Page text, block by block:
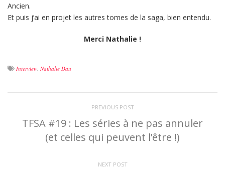
Ancien.
Et puis j’ai en projet les autres tomes de la saga, bien entendu.
Merci Nathalie !
Interview, Nathalie Dau
PREVIOUS POST
TFSA #19 : Les séries à ne pas annuler
(et celles qui peuvent l’être !)
NEXT POST